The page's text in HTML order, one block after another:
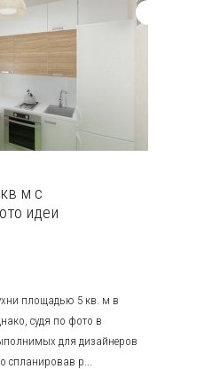
м с
идеи
площадью 5 кв. м в
судя по фото в
для дизайнеров
спланировав р...